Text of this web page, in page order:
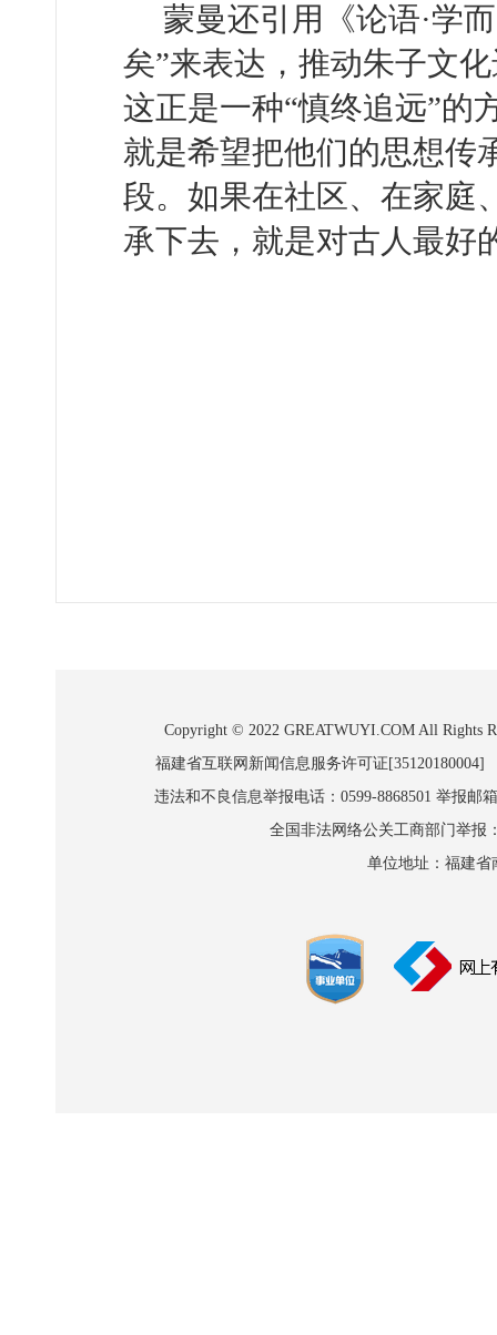
蒙曼还引用《论语·学
矣”来表达，推动朱子文
这正是一种“慎终追远”的
就是希望把他们的思想传
段。如果在社区、在家庭
承下去，就是对古人最好
Copyright © 2022 GREATWUYI.COM All Rights
福建省互联网新闻信息服务许可证
违法和不良信息举报电话：0599-8868501 举报邮
全国非法网络公关工商部门举报
单位地址：福建省